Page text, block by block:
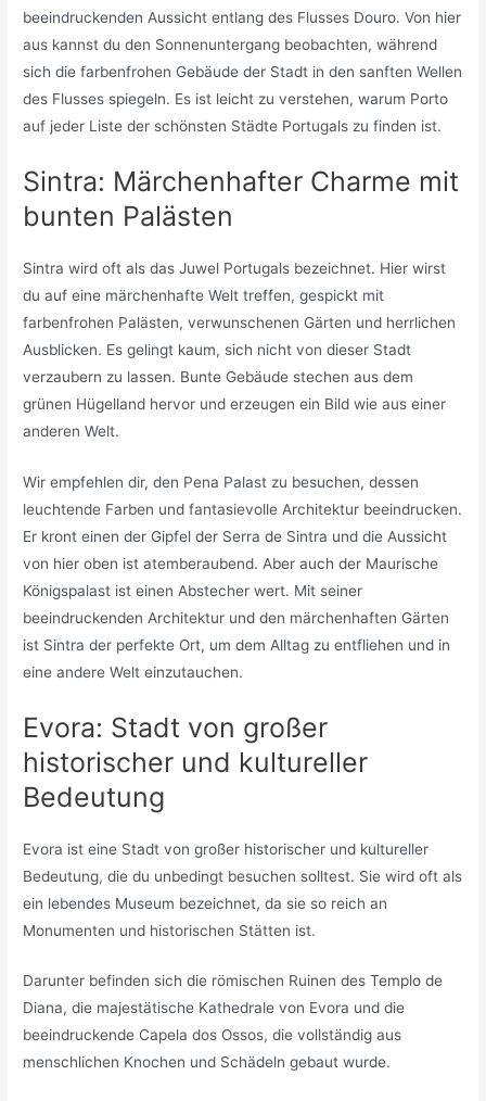
beeindruckenden Aussicht entlang des Flusses Douro. Von hier
aus kannst du den Sonnenuntergang beobachten, während
sich die farbenfrohen Gebäude der Stadt in den sanften Wellen
des Flusses spiegeln. Es ist leicht zu verstehen, warum Porto
auf jeder Liste der schönsten Städte Portugals zu finden ist.
Sintra: Märchenhafter Charme mit
bunten Palästen
Sintra wird oft als das Juwel Portugals bezeichnet. Hier wirst
du auf eine märchenhafte Welt treffen, gespickt mit
farbenfrohen Palästen, verwunschenen Gärten und herrlichen
Ausblicken. Es gelingt kaum, sich nicht von dieser Stadt
verzaubern zu lassen. Bunte Gebäude stechen aus dem
grünen Hügelland hervor und erzeugen ein Bild wie aus einer
anderen Welt.
Wir empfehlen dir, den Pena Palast zu besuchen, dessen
leuchtende Farben und fantasievolle Architektur beeindrucken.
Er kront einen der Gipfel der Serra de Sintra und die Aussicht
von hier oben ist atemberaubend. Aber auch der Maurische
Königspalast ist einen Abstecher wert. Mit seiner
beeindruckenden Architektur und den märchenhaften Gärten
ist Sintra der perfekte Ort, um dem Alltag zu entfliehen und in
eine andere Welt einzutauchen.
Evora: Stadt von großer
historischer und kultureller
Bedeutung
Evora ist eine Stadt von großer historischer und kultureller
Bedeutung, die du unbedingt besuchen solltest. Sie wird oft als
ein lebendes Museum bezeichnet, da sie so reich an
Monumenten und historischen Stätten ist.
Darunter befinden sich die römischen Ruinen des Templo de
Diana, die majestätische Kathedrale von Evora und die
beeindruckende Capela dos Ossos, die vollständig aus
menschlichen Knochen und Schädeln gebaut wurde.